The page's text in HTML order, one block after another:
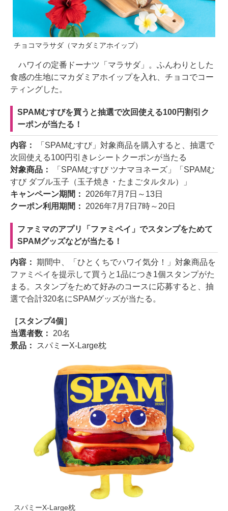
チョコマラサダ（マカダミアホイップ）
ハワイの定番ドーナツ「マラサダ」。ふんわりとした
食感の生地にマカダミアホイップを入れ、チョコでコー
ティングした。
SPAMむすびを買うと抽選で次回使える100円割引ク
ーポンが当たる！
内容：
「SPAMむすび」対象商品を購入すると、抽選で
次回使える100円引きレシートクーポンが当たる
対象商品：
「SPAMむすび ツナマヨネーズ」「SPAMむ
すび ダブル玉子（玉子焼き・たまごタルタル）」
キャンペーン期間： 2026年7月7日～13日
クーポン利用期間： 2026年7月7日7時～20日
ファミマのアプリ「ファミペイ」でスタンプをためて
SPAMグッズなどが当たる！
内容： 期間中、「ひとくちでハワイ気分！」対象商品を
ファミペイを提示して買うと1品につき1個スタンプがた
まる。スタンプをためて好みのコースに応募すると、抽
選で合計320名にSPAMグッズが当たる。
［スタンプ4個］
当選者数： 20名
景品：
スパミーX-Large枕
スパミーX-Large枕